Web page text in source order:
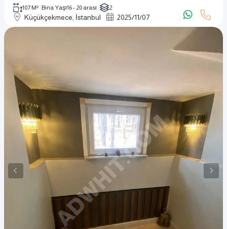
107 M² Bina Yaşı16 - 20 arası 2
Küçükçekmece, İstanbul 2025/11/07